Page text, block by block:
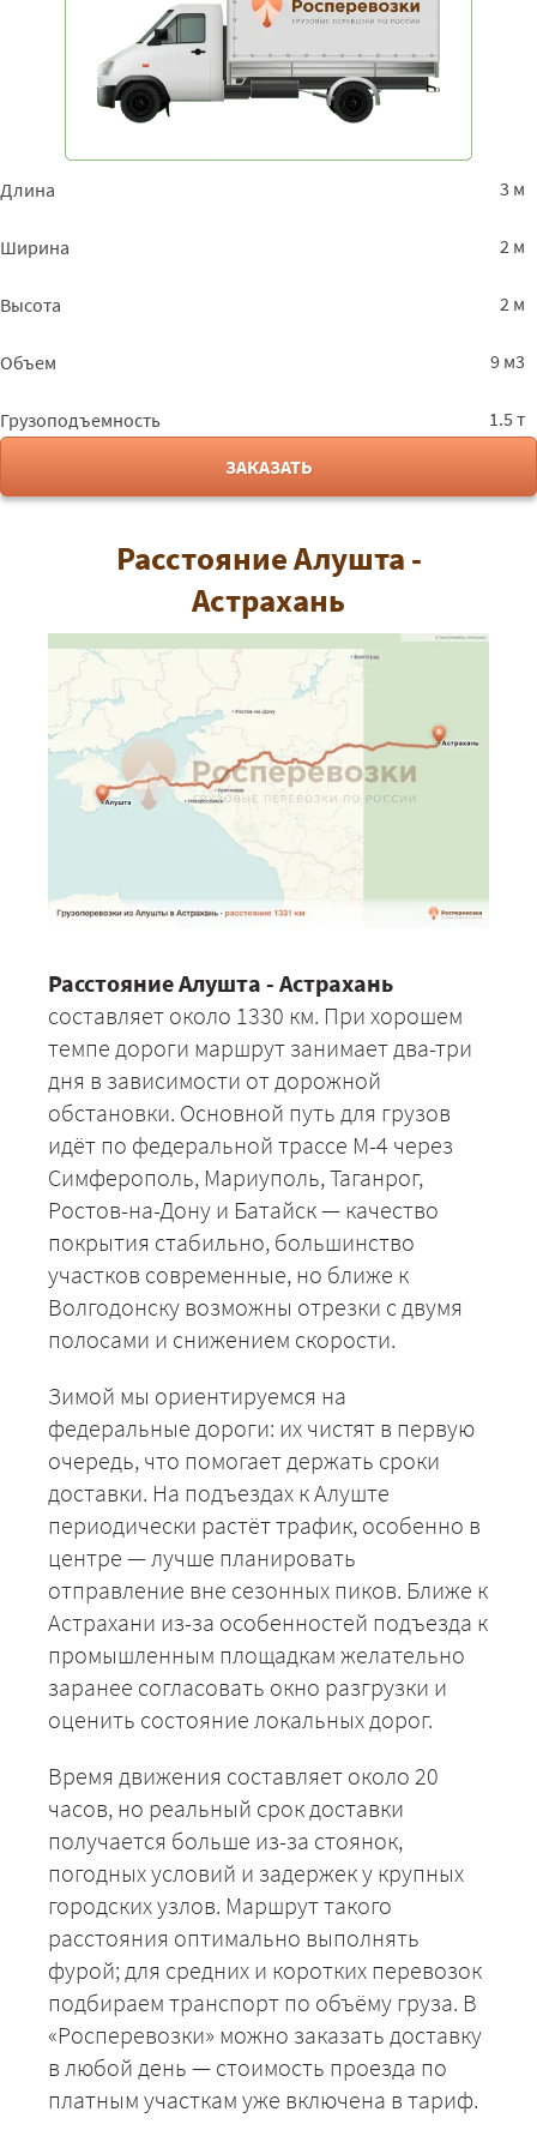
Длина 3 м
Ширина 2 м
Высота 2 м
Объем 9 м3
Грузоподъемность
1.5 т
ЗАКАЗАТЬ
Расстояние Алушта -
Астрахань
Расстояние Алушта - Астрахань
составляет около 1330 км. При хорошем
темпе дороги маршрут занимает два-три
дня в зависимости от дорожной
обстановки. Основной путь для грузов
идёт по федеральной трассе М-4 через
Симферополь, Мариуполь, Таганрог,
Ростов-на-Дону и Батайск — качество
покрытия стабильно, большинство
участков современные, но ближе к
Волгодонску возможны отрезки с двумя
полосами и снижением скорости.
Зимой мы ориентируемся на
федеральные дороги: их чистят в первую
очередь, что помогает держать сроки
доставки. На подъездах к Алуште
периодически растёт трафик, особенно в
центре — лучше планировать
отправление вне сезонных пиков. Ближе к
Астрахани из-за особенностей подъезда к
промышленным площадкам желательно
заранее согласовать окно разгрузки и
оценить состояние локальных дорог.
Время движения составляет около 20
часов, но реальный срок доставки
получается больше из-за стоянок,
погодных условий и задержек у крупных
городских узлов. Маршрут такого
расстояния оптимально выполнять
фурой; для средних и коротких перевозок
подбираем транспорт по объёму груза. В
«Росперевозки» можно заказать доставку
в любой день — стоимость проезда по
платным участкам уже включена в тариф.
+7 (499) 520-05-23